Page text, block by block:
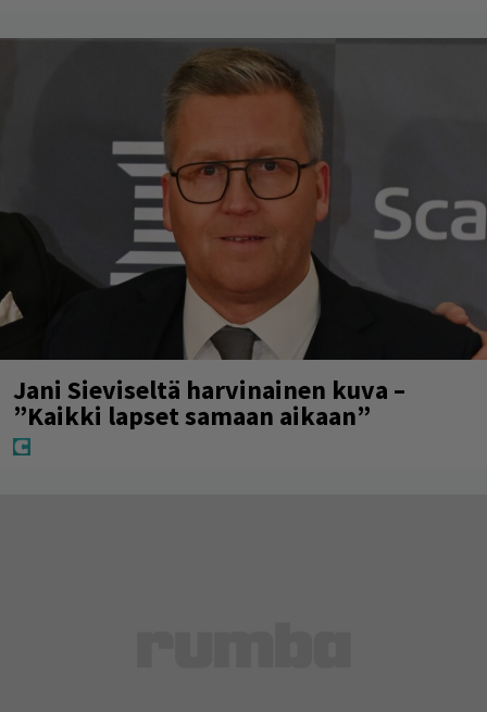
Jani Sieviseltä harvinainen kuva –
”Kaikki lapset samaan aikaan”